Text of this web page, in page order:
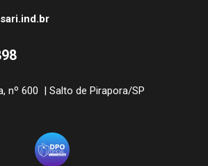
nº 600 | Salto de Pirapora/SP